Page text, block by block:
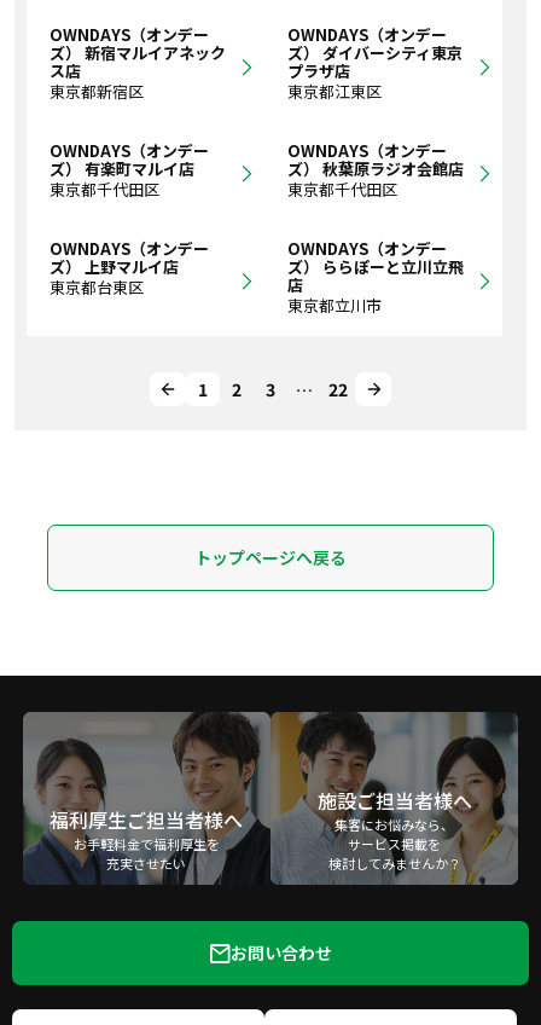
OWNDAYS（オンデー
ズ） 新宿マルイアネック
ス店
東京都新宿区
OWNDAYS（オンデー
ズ） ダイバーシティ東京
プラザ店
東京都江東区
OWNDAYS（オンデー
ズ） 有楽町マルイ店
東京都千代田区
OWNDAYS（オンデー
ズ） 秋葉原ラジオ会館店
東京都千代田区
OWNDAYS（オンデー
ズ） 上野マルイ店
東京都台東区
OWNDAYS（オンデー
ズ） ららぽーと立川立飛
店
東京都立川市
1 2 3 … 22
トップページへ戻る
福利厚生ご担当者様へ
お手軽料金で福利厚生を
充実させたい
施設ご担当者様へ
集客にお悩みなら、
サービス掲載を
検討してみませんか？
お問い合わせ